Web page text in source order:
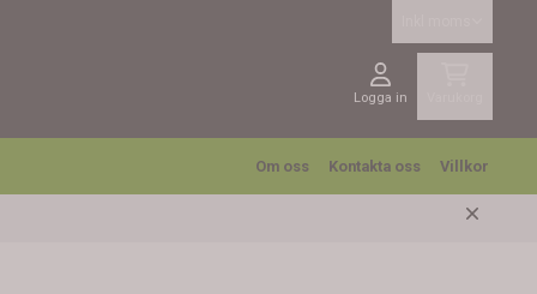
Logga in
Om oss Kontakta oss Villkor